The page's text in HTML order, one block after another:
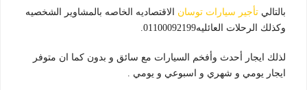
بالتالي تأجير سيارات توسان الاقتصاديه الخاصه بالمشاوير الشخصيه
وكذلك الرحلات العائليه01100092199.
لذلك ايجار أحدث وأفخم السيارات مع سائق و بدون كما ان متوفر
ايجار يومي و شهري و اسبوعي و يومي .